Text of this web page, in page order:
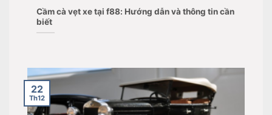
Cầm cà vẹt xe tại f88: Hướng dẫn và thông tin cần
biết
22
Th12